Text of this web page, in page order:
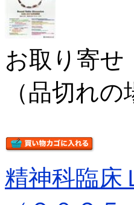
お取り寄せ
（品切れ
精神科臨